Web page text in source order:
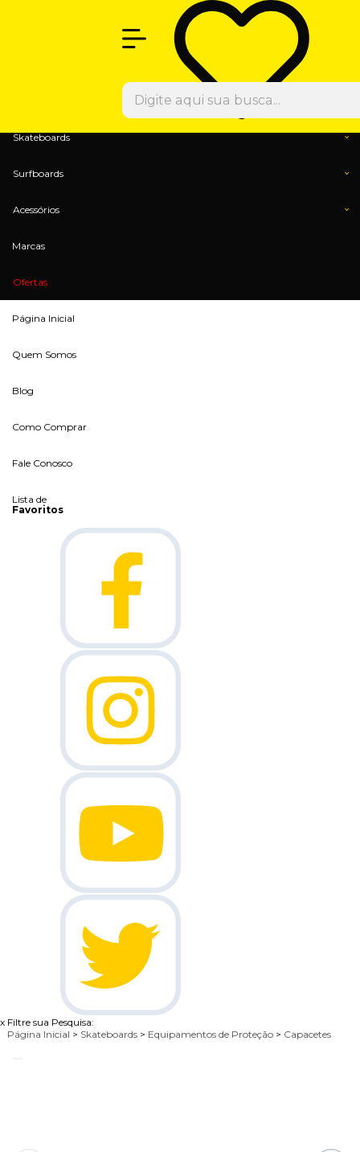
Skateboards
Surfboards
Acessórios
Marcas
Ofertas
Página Inicial
Quem Somos
Blog
Como Comprar
Fale Conosco
Lista de
Favoritos
x Filtre sua Pesquisa:
Página Inicial > Skateboards > Equipamentos de Proteção > Capacetes